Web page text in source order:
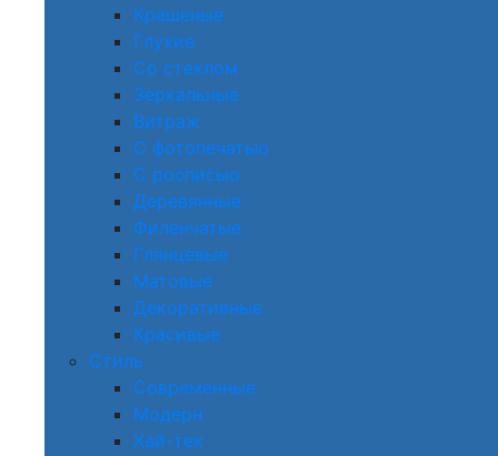
Крашеные
Глухие
Со стеклом
Зеркальные
Витраж
С фотопечатью
С росписью
Деревянные
Филенчатые
Глянцевые
Матовые
Декоративные
Красивые
Стиль
Современные
Модерн
Хай-тек